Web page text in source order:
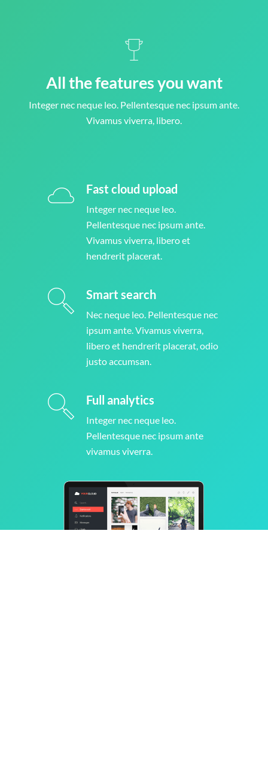
All the features you want
Integer nec neque leo. Pellentesque nec ipsum ante.
Vivamus viverra, libero.
Fast cloud upload
Integer nec neque leo.
Pellentesque nec ipsum ante.
Vivamus viverra, libero et
hendrerit placerat.
Smart search
Nec neque leo. Pellentesque nec
ipsum ante. Vivamus viverra,
libero et hendrerit placerat, odio
justo accumsan.
Full analytics
Integer nec neque leo.
Pellentesque nec ipsum ante
vivamus viverra.